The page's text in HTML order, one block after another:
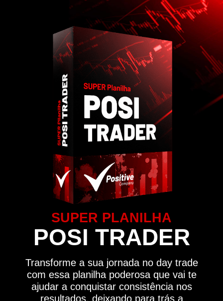
SUPER PLANILHA
POSI TRADER
Transforme a sua jornada no day trade
com essa planilha poderosa que vai te
ajudar a conquistar consistência nos
resultados, deixando para trás a